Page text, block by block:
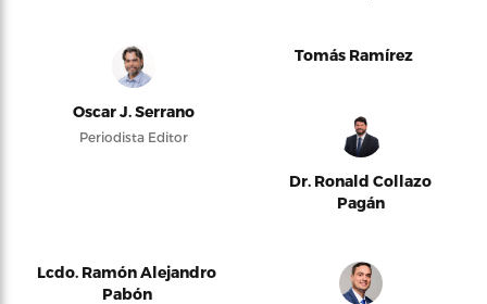
Oscar J. Serrano
Periodista Editor
Tomás Ramírez
Dr. Ronald Collazo
Pagán
Lcdo. Ramón Alejandro
Pabón